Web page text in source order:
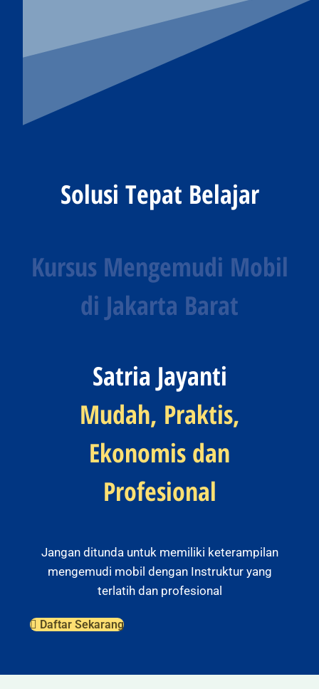
Solusi Tepat Belajar
Kursus Mengemudi Mobil
di Jakarta Barat
Satria Jayanti
Mudah, Praktis,
Ekonomis dan
Profesional
Jangan ditunda untuk memiliki keterampilan
mengemudi mobil dengan Instruktur yang
terlatih dan profesional
Daftar Sekarang